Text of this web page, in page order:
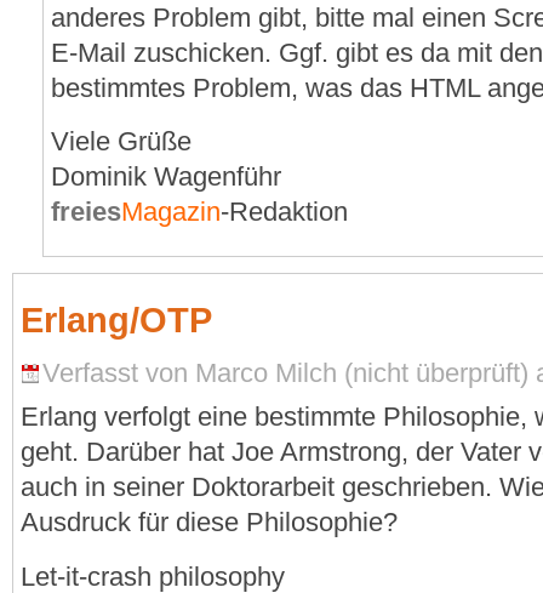
anderes Problem gibt, bitte mal einen
E-Mail zuschicken. Ggf. gibt es da mit
bestimmtes Problem, was das HTML
Viele Grüße
Dominik Wagenführ
freiesMagazin-Redaktion
Erlang/OTP
Verfasst von Marco Milch (nicht überprüft)
Erlang verfolgt eine bestimmte Philosophie,
geht. Darüber hat Joe Armstrong, der Vater
auch in seiner Doktorarbeit geschrieben.
Ausdruck für diese Philosophie?
Let-it-crash philosophy